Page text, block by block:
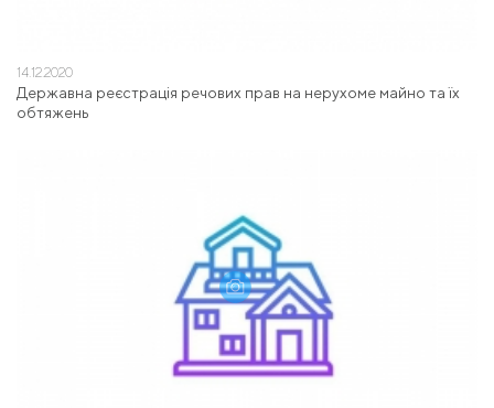
14.12.2020
Державна реєстрація речових прав на нерухоме майно та їх
обтяжень